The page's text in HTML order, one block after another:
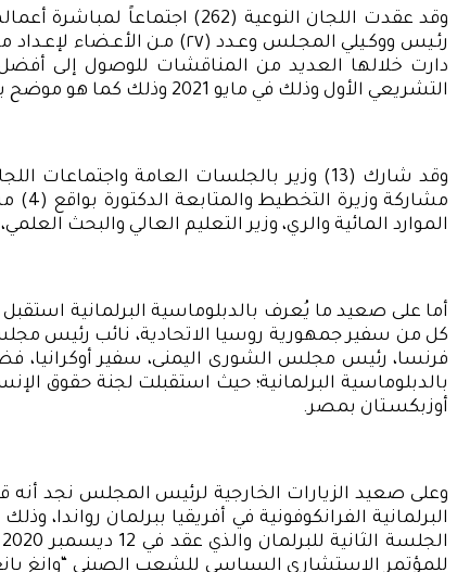
دارت خلالها العديد من المناقشات للوصول إلى
التشريعي الأول وذلك في مايو 2021 وذلك كما هو موضح بالشكل رقم (4) أدناه.
الموارد المائية والري، وزير التعليم العالي والبحث العلمي،
كل من سفير جمهورية روسيا الاتحادية، نائب رئيس
فرنسا، رئيس مجلس الشورى اليمنى، سفير أوكرانيا،
بالدبلوماسية البرلمانية؛ حيث استقبلت لجنة حقوق
أوزبكسـتان بمصر.
وعلى صعيد الزيارات الخارجية لرئيس المجلس نجد أنه قد
للمؤتمر الاستشاري السياسي للشعب الصيني “وانغ